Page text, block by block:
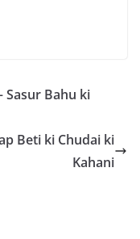
– Sasur Bahu ki
Beti ki Chudai ki
Kahani